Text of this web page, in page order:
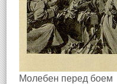
Молебен перед боем